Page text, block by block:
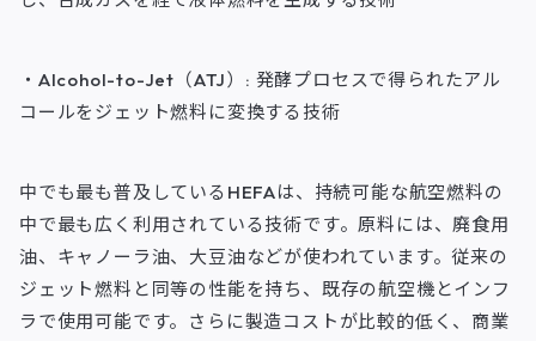
・Alcohol-to-Jet（ATJ）: 発酵プロセスで得られたアル
コールをジェット燃料に変換する技術
中でも最も普及しているHEFAは、持続可能な航空燃料の
中で最も広く利用されている技術です。原料には、廃食用
油、キャノーラ油、大豆油などが使われています。従来の
ジェット燃料と同等の性能を持ち、既存の航空機とインフ
ラで使用可能です。さらに製造コストが比較的低く、商業